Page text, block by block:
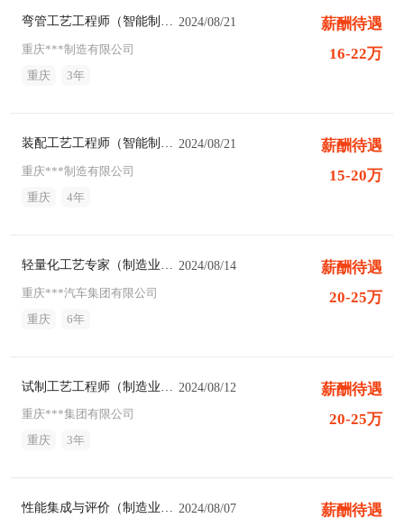
弯管工艺工程师（智能制造猎头职位） 2024/08/21
重庆***制造有限公司
重庆
3年
薪酬待遇
16-22万
装配工艺工程师（智能制造猎头职位） 2024/08/21
重庆***制造有限公司
重庆
4年
薪酬待遇
15-20万
2024/08/14
重庆***汽车集团有限公司
重庆
6年
薪酬待遇
20-25万
2024/08/12
重庆***集团有限公司
重庆
3年
薪酬待遇
20-25万
性能集成与评价（制造业猎头职位） 2024/08/07
薪酬待遇